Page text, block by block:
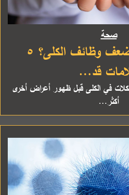
صحة
كيف تكتشف ضعف وظائف الكلى؟ ٥
قد...
في الكلى قبل ظهور أعراض أخرى
أكثر...